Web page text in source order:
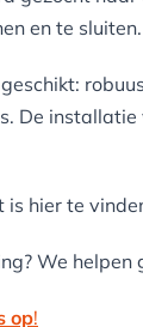
en te
De
hier te
We
op!